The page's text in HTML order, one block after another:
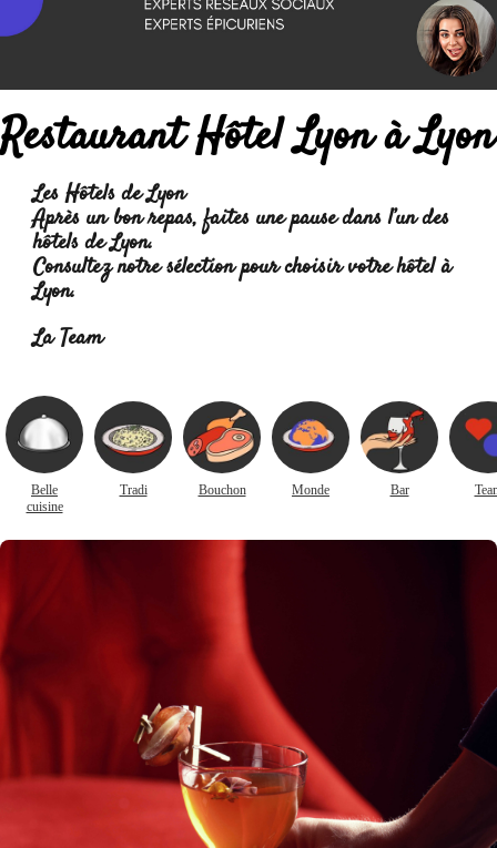
Restaurant Hôtel Lyon à Lyon
Les Hôtels de Lyon
Après un bon repas, faites une pause dans l’un des
hôtels de Lyon.
Consultez notre sélection pour choisir votre hôtel à
Lyon.
La Team
Belle
cuisine
Tradi Bouchon Monde Bar